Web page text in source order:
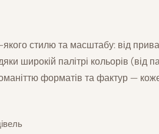
стилю та масштабу: від
широкій палітрі кольорів (від
форматів та фактур —